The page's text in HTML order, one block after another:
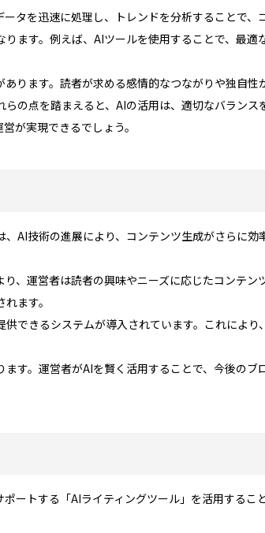
タを迅速に処理し、トレンドを分析することで、
ます。例えば、AIツールを使用することで、最適
ります。読者が求める感情的なつながりや独自性
の点を踏まえると、AIの活用は、適切なバランス
が実現できるでしょう。
AI技術の進展により、コンテンツ生成がさらに効
、運営者は読者の興味やニーズに応じたコンテン
ます。
できるシステムが導入されています。これにより
す。運営者がAIを賢く活用することで、今後のブ
ートする「AIライティングツール」を活用するこ